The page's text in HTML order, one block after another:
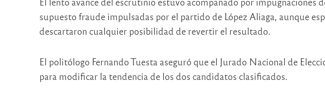
supuesto fraude impulsadas por el partido de López Aliaga, aunque
descartaron cualquier posibilidad de revertir el resultado.
El politólogo Fernando Tuesta aseguró que el Jurado Nacional de
para modificar la tendencia de los dos candidatos clasificados.